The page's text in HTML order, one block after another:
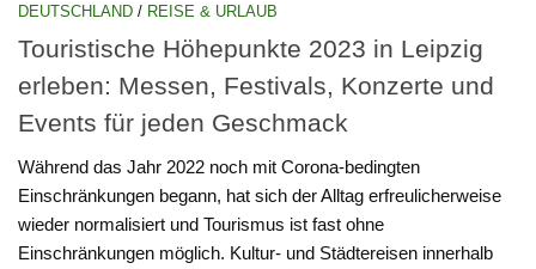
DEUTSCHLAND / REISE & URLAUB
Touristische Höhepunkte 2023 in Leipzig
erleben: Messen, Festivals, Konzerte und
Events für jeden Geschmack
Während das Jahr 2022 noch mit Corona-bedingten
Einschränkungen begann, hat sich der Alltag erfreulicherweise
wieder normalisiert und Tourismus ist fast ohne
Einschränkungen möglich. Kultur- und Städtereisen innerhalb